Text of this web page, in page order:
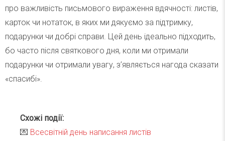
про важливість письмового вираження вдячності: листів,
карток чи нотаток, в яких ми дякуємо за підтримку,
подарунки чи добрі справи. Цей день ідеально підходить,
бо часто після святкового дня, коли ми отримали
подарунки чи отримали увагу, з’являється нагода сказати
«спасибі».
Схожі події:
💌 Всесвітній день написання листів